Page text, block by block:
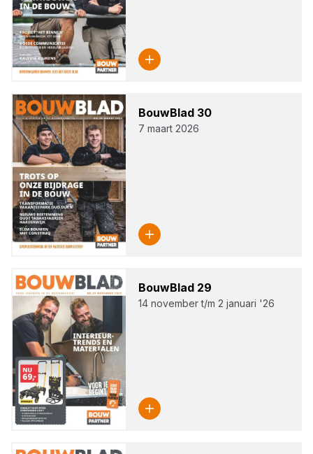
Bouw­Blad 30
7 maart 2026
Bouw­Blad 29
14 november t/m 2 januari '26